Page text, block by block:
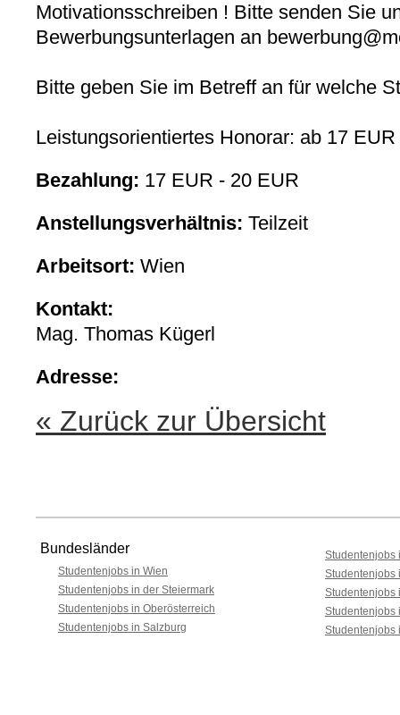
Motivationsschreiben ! Bitte senden Sie
Bewerbungsunterlagen an
Bitte geben Sie im Betreff an für welche
Leistungsorientiertes Honorar: ab 17
Bezahlung: 17 EUR - 20 EUR
Anstellungsverhältnis: Teilzeit
Arbeitsort: Wien
Kontakt:
Mag. Thomas Kügerl
Adresse:
« Zurück zur Übersicht
Bundesländer
Studentenjobs in Wien
Studentenjobs in der Steiermark
Studentenjobs in Oberösterreich
Studentenjobs in Salzburg
Studentenjobs
Studentenjobs
Studentenjobs
Studentenjobs
Studentenjobs